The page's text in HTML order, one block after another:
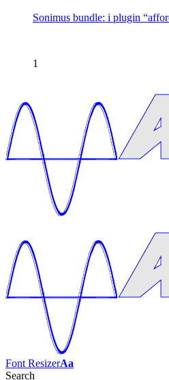
Sonimus bundle: i plugin
1
Font ResizerAa
Search